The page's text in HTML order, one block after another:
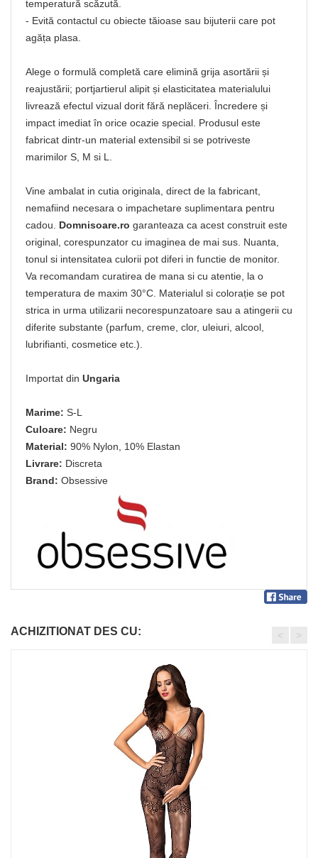
temperatură scăzută.
- Evită contactul cu obiecte tăioase sau bijuterii care pot
agăța plasa.
Alege o formulă completă care elimină grija asortării și
reajustării; portjartierul alipit și elasticitatea materialului
livrează efectul vizual dorit fără neplăceri. Încredere și
impact imediat în orice ocazie special. Produsul este
fabricat dintr-un material extensibil si se potriveste
marimilor S, M si L.
Vine ambalat in cutia originala, direct de la fabricant,
nemafiind necesara o impachetare suplimentara pentru
cadou. Domnisoare.ro garanteaza ca acest construit este
original, corespunzator cu imaginea de mai sus. Nuanta,
tonul si intensitatea culorii pot diferi in functie de monitor.
Va recomandam curatirea de mana si cu atentie, la o
temperatura de maxim 30°C. Materialul si colorație se pot
strica in urma utilizarii necorespunzatoare sau a atingerii cu
diferite substante (parfum, creme, clor, uleiuri, alcool,
lubrifianti, cosmetice etc.).
Importat din Ungaria
Marime: S-L
Culoare: Negru
Material: 90% Nylon, 10% Elastan
Livrare: Discreta
Brand: Obsessive
ACHIZITIONAT DES CU: < >